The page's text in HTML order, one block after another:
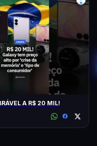
A R$ 20 MIL!